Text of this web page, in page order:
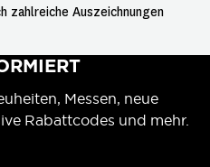
zahlreiche Auszeichnungen
Messen, neue
Rabattcodes und mehr.